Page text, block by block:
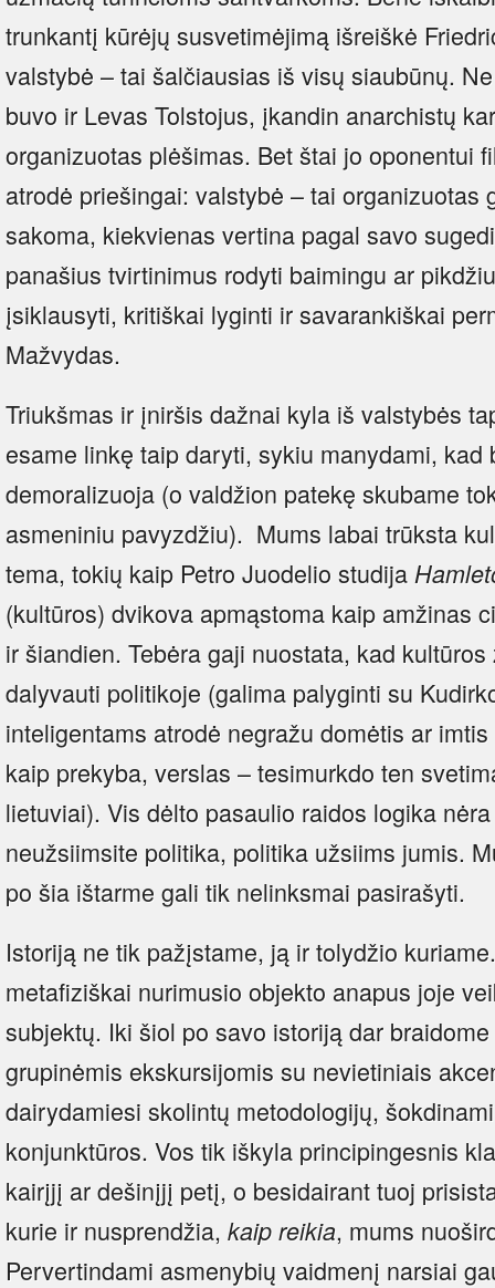
trunkantį kūrėjų susvetimėjimą išreiškė
valstybė – tai šalčiausias iš visų siaubūnų.
buvo ir Levas Tolstojus, įkandin anarchistų
organizuotas plėšimas. Bet štai jo oponentui
atrodė priešingai: valstybė – tai organizuotas
sakoma, kiekvienas vertina pagal savo
panašius tvirtinimus rodyti baimingu ar
įsiklausyti, kritiškai lyginti ir savarankiškai
Mažvydas.
Triukšmas ir įniršis dažnai kyla iš valstybės
esame linkę taip daryti, sykiu manydami, kad
demoralizuoja (o valdžion patekę skubame
asmeniniu pavyzdžiu). Mums labai trūksta
tema, tokių kaip Petro Juodelio studija
(kultūros) dvikova apmąstoma kaip amžinas
ir šiandien. Tebėra gaji nuostata, kad
dalyvauti politikoje (galima palyginti su
inteligentams atrodė negražu domėtis ar imtis
kaip prekyba, verslas – tesimurkdo ten
lietuviai). Vis dėlto pasaulio raidos logika
neužsiimsite politika, politika užsiims jumis.
po šia ištarme gali tik nelinksmai pasirašyti.
Istoriją ne tik pažįstame, ją ir tolydžio
metafiziškai nurimusio objekto anapus joje
subjektų. Iki šiol po savo istoriją dar
grupinėmis ekskursijomis su nevietiniais
dairydamiesi skolintų metodologijų,
konjunktūros. Vos tik iškyla principingesnis
kairįjį ar dešinįjį petį, o besidairant tuoj
kurie ir nusprendžia, kaip reikia, mums
Pervertindami asmenybių vaidmenį narsiai